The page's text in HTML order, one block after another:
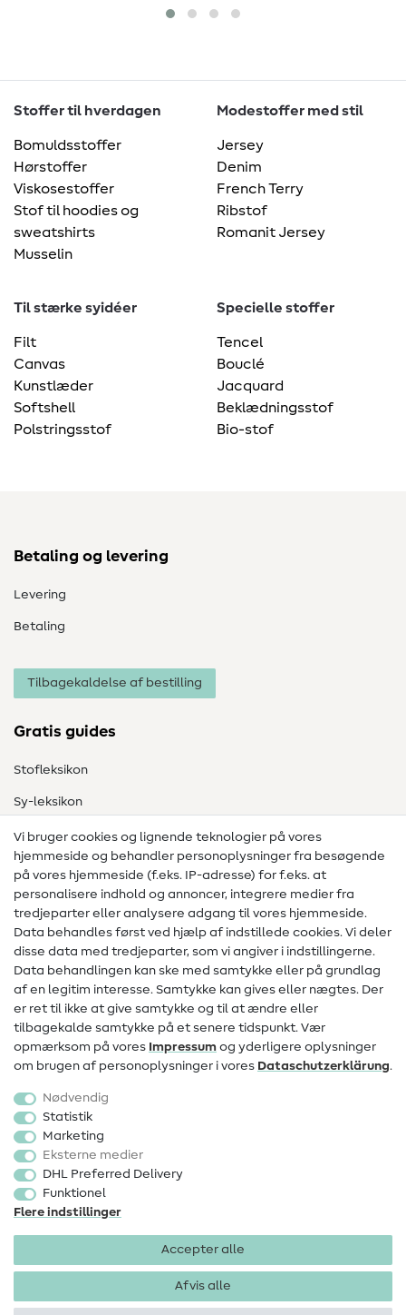
Stoffer til hverdagen
Bomuldsstoffer
Hørstoffer
Viskosestoffer
Stof til hoodies og
sweatshirts
Musselin
Modestoffer med stil
Jersey
Denim
French Terry
Ribstof
Romanit Jersey
Til stærke syidéer
Filt
Canvas
Kunstlæder
Softshell
Polstringsstof
Specielle stoffer
Tencel
Bouclé
Jacquard
Beklædningsstof
Bio-stof
Betaling og levering
Levering
Betaling
Tilbagekaldelse af bestilling
Gratis guides
Stofleksikon
Sy-leksikon
Syvejledninger
Hjælp & kontakt
Kontakt
Information om ændring af operatør
FAQ
Fortrydelsesret
Populært
Sytilbehør
Udsalg
Vi bruger cookies og lignende teknologier på vores
hjemmeside og behandler personoplysninger fra besøgende
på vores hjemmeside (f.eks. IP-adresse) for f.eks. at
personalisere indhold og annoncer, integrere medier fra
tredjeparter eller analysere adgang til vores hjemmeside.
Data behandles først ved hjælp af indstillede cookies. Vi deler
disse data med tredjeparter, som vi angiver i indstillingerne.
Data behandlingen kan ske med samtykke eller på grundlag
af en legitim interesse. Samtykke kan gives eller nægtes. Der
er ret til ikke at give samtykke og til at ændre eller
tilbagekalde samtykke på et senere tidspunkt. Vær
opmærksom på vores Impressum og yderligere oplysninger
om brugen af personoplysninger i vores Data­schutz­erklärung.
Nødvendig
Statistik
Marketing
Eksterne medier
DHL Preferred Delivery
Funktionel
Flere indstillinger
Accepter alle
Afvis alle
Impressum Databeskyttelse
AGB